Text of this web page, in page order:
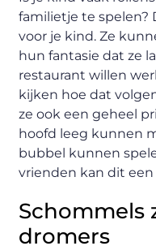
familietje te spelen?
voor je kind. Ze
hun fantasie dat ze
restaurant willen
kijken hoe dat
ze ook een geheel
hoofd leeg kunnen
bubbel kunnen
vrienden kan dit
Schommels
dromers